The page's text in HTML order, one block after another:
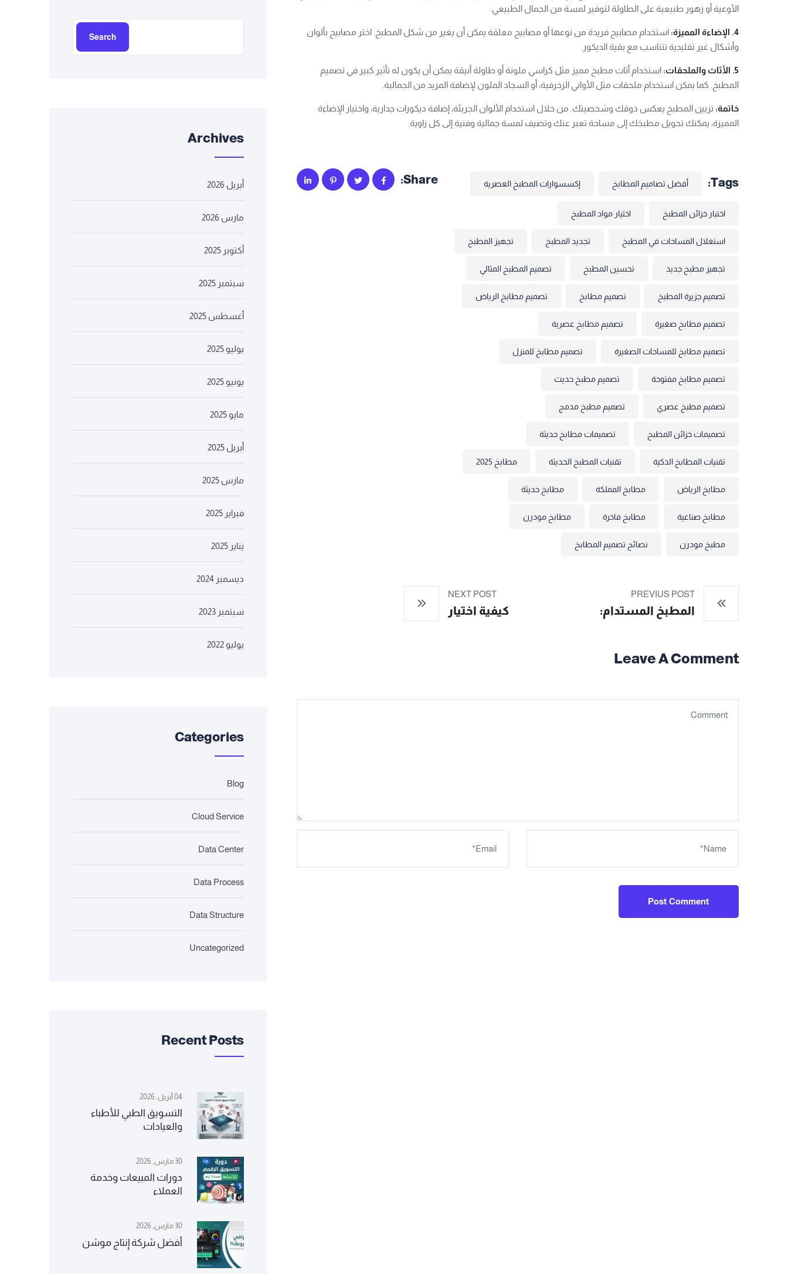
الأوعية أو زهور طبيعية على الطاولة لتوفير لمسة من الجمال الطبيعي.
4. الإضاءة المميزة:
استخدام مصابيح فريدة من نوعها أو مصابيح معلقة يمكن أن يغير من شكل المطبخ. اختر مصابيح بألوان
وأشكال غير تقليدية تتناسب مع بقية الديكور.
5. الأثاث والملحقات:
استخدام أثاث مطبخ مميز مثل كراسي ملونة أو طاولة أنيقة يمكن أن يكون له تأثير كبير في تصميم
المطبخ. كما يمكن استخدام ملحقات مثل الأواني الزخرفية، أو السجاد الملون لإضافة المزيد من الجمالية.
خاتمة: تزيين المطبخ يعكس ذوقك وشخصيتك. من خلال استخدام الألوان الجريئة، إضافة ديكورات جدارية، واختيار الإضاءة
المميزة، يمكنك تحويل مطبخك إلى مساحة تعبر عنك وتضيف لمسة جمالية وفنية إلى كل زاوية.
Tags: أفضل تصاميم المطابخ إكسسوارات المطبخ العصرية
اختيار خزائن المطبخ اختيار مواد المطبخ
استغلال المساحات في المطبخ تجديد المطبخ تجهيز المطبخ
تجهيز مطبخ جديد تحسين المطبخ تصميم المطبخ المثالي
تصميم جزيرة المطبخ تصميم مطابخ تصميم مطابخ الرياض
تصميم مطابخ صغيرة تصميم مطابخ عصرية
تصميم مطابخ للمساحات الصغيرة تصميم مطابخ للمنزل
تصميم مطابخ مفتوحة تصميم مطبخ حديث
تصميم مطبخ عصري تصميم مطبخ مدمج
تصميمات خزائن المطبخ تصميمات مطابخ حديثة
تقنيات المطابخ الذكية تقنيات المطبخ الحديثة مطابخ 2025
مطابخ الرياض مطابخ المملكة مطابخ حديثة
مطابخ صناعية مطابخ فاخرة مطابخ مودرن
مطبخ مودرن نصائح تصميم المطابخ
Share:
PREVIUS POST
المطبخ المستدام:
NEXT POST
كيفية اختيار
Leave A Comment
Post Comment
Search
Archives
أبريل 2026
مارس 2026
أكتوبر 2025
سبتمبر 2025
أغسطس 2025
يوليو 2025
يونيو 2025
مايو 2025
أبريل 2025
مارس 2025
فبراير 2025
يناير 2025
ديسمبر 2024
سبتمبر 2023
يوليو 2022
Categories
Blog
Cloud Service
Data Center
Data Process
Data Structure
Uncategorized
Recent Posts
04 أبريل, 2026
التسويق الطبي للأطباء
والعيادات
30 مارس, 2026
دورات المبيعات وخدمة
العملاء
30 مارس, 2026
أفضل شركة إنتاج موشن